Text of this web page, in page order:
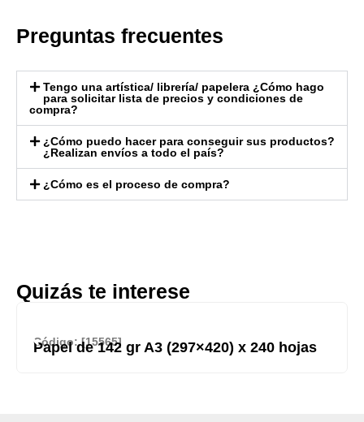
Preguntas frecuentes
Tengo una artística/ librería/ papelera ¿Cómo hago
para solicitar lista de precios y condiciones de
compra?
¿Cómo puedo hacer para conseguir sus productos?
¿Realizan envíos a todo el país?
¿Cómo es el proceso de compra?
Quizás te interese
Código: [15565]
Papel de 142 gr A3 (297×420) x 240 hojas